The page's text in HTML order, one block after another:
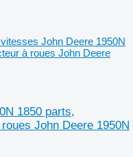
John Deere 1950N
à roues John Deere
1850 parts,
John Deere 1950N